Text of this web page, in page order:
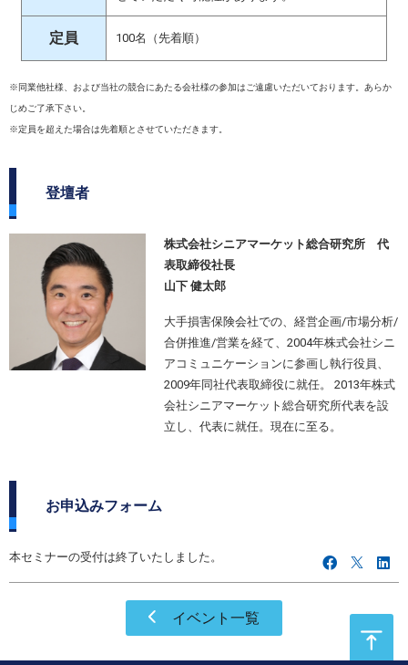
定員 100名（先着順）
※同業他社様、および当社の競合にあたる会社様の参加はご遠慮いただいております。あらか
じめご了承下さい。
※定員を超えた場合は先着順とさせていただきます。
登壇者
株式会社シニアマーケット総合研究所 代
表取締役社長
山下 健太郎
大手損害保険会社での、経営企画/市場分析/
合併推進/営業を経て、2004年株式会社シニ
アコミュニケーションに参画し執行役員、
2009年同社代表取締役に就任。 2013年株式
会社シニアマーケット総合研究所代表を設
立し、代表に就任。現在に至る。
お申込みフォーム
本セミナーの受付は終了いたしました。
イベント一覧